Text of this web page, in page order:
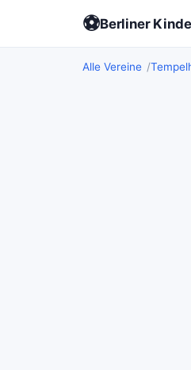
⚽Berliner
Alle Vereine